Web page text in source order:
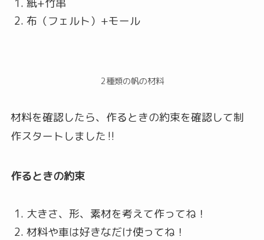
紙+竹串
布（フェルト）+モール
2種類の帆の材料
材料を確認したら、作るときの約束を確認して制
作スタートしました‼
作るときの約束
大きさ、形、素材を考えて作ってね！
材料や車は好きなだけ使ってね！